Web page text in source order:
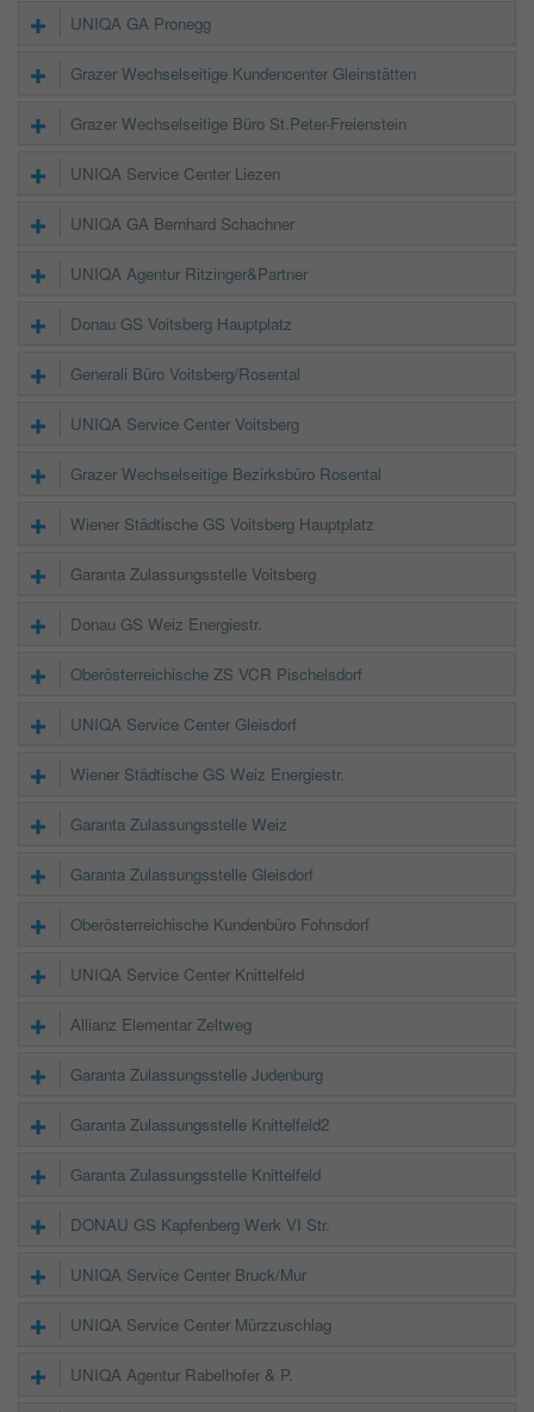
UNIQA GA Pronegg
Grazer Wechselseitige Kundencenter Gleinstätten
Grazer Wechselseitige Büro St.Peter-Freienstein
UNIQA Service Center Liezen
UNIQA GA Bernhard Schachner
UNIQA Agentur Ritzinger&Partner
Donau GS Voitsberg Hauptplatz
Generali Büro Voitsberg/Rosental
UNIQA Service Center Voitsberg
Grazer Wechselseitige Bezirksbüro Rosental
Wiener Städtische GS Voitsberg Hauptplatz
Garanta Zulassungsstelle Voitsberg
Donau GS Weiz Energiestr.
Oberösterreichische ZS VCR Pischelsdorf
UNIQA Service Center Gleisdorf
Wiener Städtische GS Weiz Energiestr.
Garanta Zulassungsstelle Weiz
Garanta Zulassungsstelle Gleisdorf
Oberösterreichische Kundenbüro Fohnsdorf
UNIQA Service Center Knittelfeld
Allianz Elementar Zeltweg
Garanta Zulassungsstelle Judenburg
Garanta Zulassungsstelle Knittelfeld2
Garanta Zulassungsstelle Knittelfeld
DONAU GS Kapfenberg Werk VI Str.
UNIQA Service Center Bruck/Mur
UNIQA Service Center Mürzzuschlag
UNIQA Agentur Rabelhofer & P.